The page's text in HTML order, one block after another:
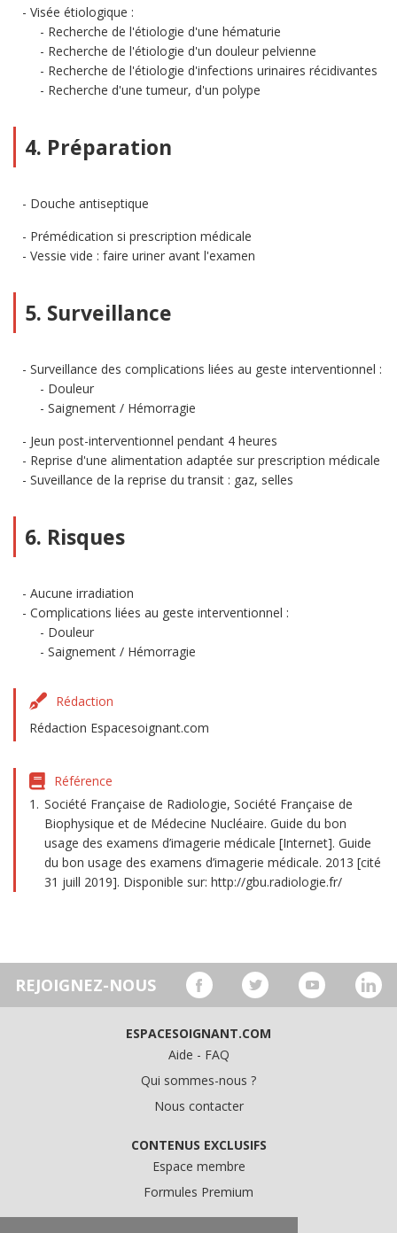
Visée étiologique :
Recherche de l'étiologie d'une hématurie
Recherche de l'étiologie d'un douleur pelvienne
Recherche de l'étiologie d'infections urinaires récidivantes
Recherche d'une tumeur, d'un polype
4. Préparation
Douche antiseptique
Prémédication si prescription médicale
Vessie vide : faire uriner avant l'examen
5. Surveillance
Surveillance des complications liées au geste interventionnel :
Douleur
Saignement / Hémorragie
Jeun post-interventionnel pendant 4 heures
Reprise d'une alimentation adaptée sur prescription médicale
Suveillance de la reprise du transit : gaz, selles
6. Risques
Aucune irradiation
Complications liées au geste interventionnel :
Douleur
Saignement / Hémorragie
Rédaction
Rédaction Espacesoignant.com
Référence
Société Française de Radiologie, Société Française de
Biophysique et de Médecine Nucléaire. Guide du bon
usage des examens d’imagerie médicale [Internet]. Guide
du bon usage des examens d’imagerie médicale. 2013 [cité
31 juill 2019]. Disponible sur: http://gbu.radiologie.fr/
REJOIGNEZ-NOUS
ESPACESOIGNANT.COM
Aide - FAQ
Qui sommes-nous ?
Nous contacter
CONTENUS EXCLUSIFS
Espace membre
Formules Premium